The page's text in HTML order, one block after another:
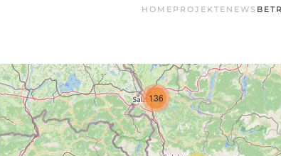
HOME PROJEKTE NEWS
136